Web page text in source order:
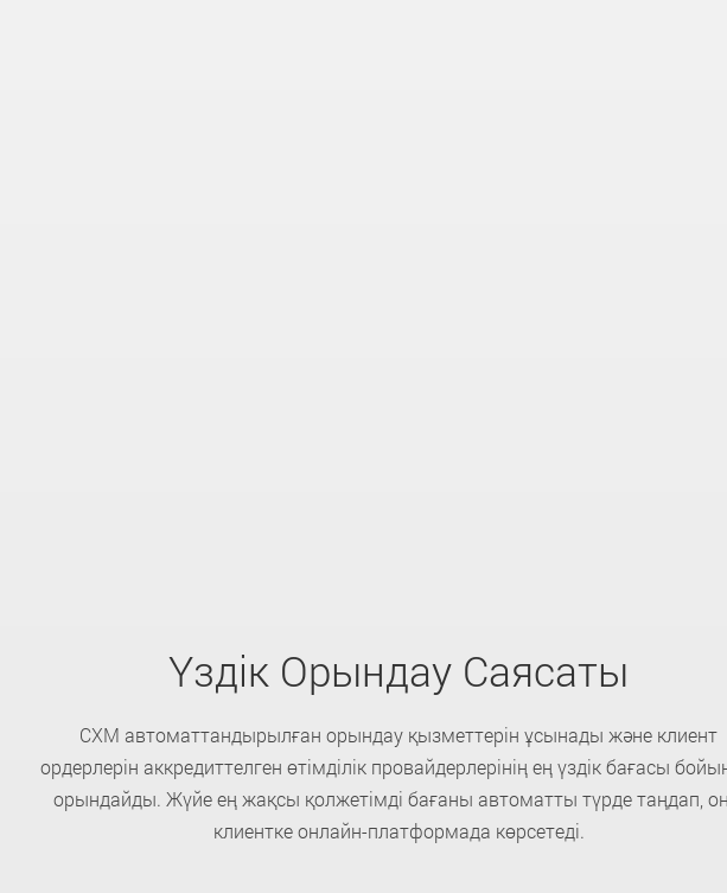
Үздік Орындау Саясаты
CXM автоматтандырылған орындау қызметтерін ұсынады және клиент
ордерлерін аккредиттелген өтімділік провайдерлерінің ең үздік бағасы
орындайды. Жүйе ең жақсы қолжетімді бағаны автоматты түрде таңдап,
клиентке онлайн-платформада көрсетеді.